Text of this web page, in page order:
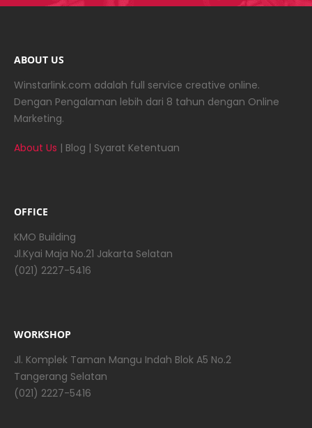
ABOUT US
Winstarlink.com adalah full service creative online.
Dengan Pengalaman lebih dari 8 tahun dengan Online
Marketing.
About Us | Blog | Syarat Ketentuan
OFFICE
KMO Building
Jl.Kyai Maja No.21 Jakarta Selatan
(021) 2227-5416
WORKSHOP
Jl. Komplek Taman Mangu Indah Blok A5 No.2
Tangerang Selatan
(021) 2227-5416